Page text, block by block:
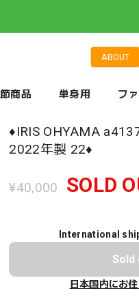
ABOUT
商品 単身用 フ
♦️IRIS OHYAMA
2022年製 22♦️
¥40,000 SOLD
International
Sold
日本国内にお